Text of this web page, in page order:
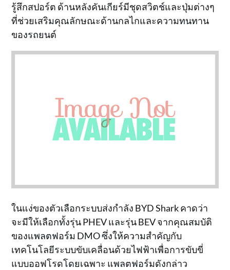
รู้สึกสปอร์ต ด้านหลังคันเกียร์มีชุดสวิตช์และปุ่มต่างๆ
ที่ช่วยเสริมคุณลักษณะด้านกลไกและความทนทาน
ของรถยนต์
ในแง่ของตัวเลือกระบบส่งกำลัง BYD Shark คาดว่า
จะมีให้เลือกทั้งรุ่น PHEV และรุ่น BEV จากคุณสมบัติ
ของแพลตฟอร์ม DMO ซึ่งให้ความสำคัญกับ
เทคโนโลยีระบบขับเคลื่อนด้วยไฟฟ้าเพื่อการขับขี่
แบบออฟโรดโดยเฉพาะ แพลตฟอร์มดังกล่าว